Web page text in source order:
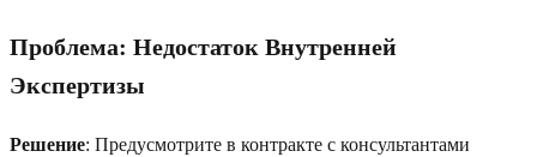
Проблема: Недостаток Внутренней
Экспертизы
Решение: Предусмотрите в контракте с консультантами